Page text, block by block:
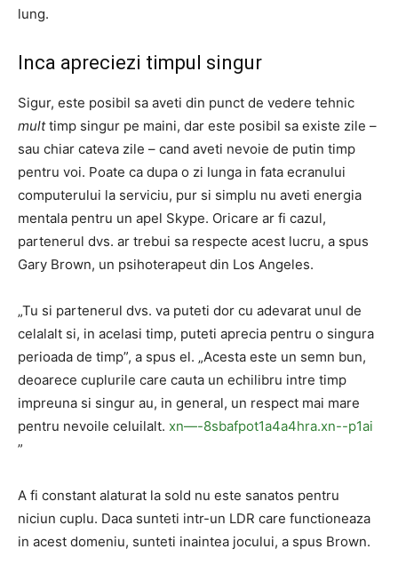
lung.
Inca apreciezi timpul singur
Sigur, este posibil sa aveti din punct de vedere tehnic
multtimp singur pe maini, dar este posibil sa existe zile –
sau chiar cateva zile – cand aveti nevoie de putin timp
pentru voi. Poate ca dupa o zi lunga in fata ecranului
computerului la serviciu, pur si simplu nu aveti energia
mentala pentru un apel Skype. Oricare ar fi cazul,
partenerul dvs. ar trebui sa respecte acest lucru, a spus
Gary Brown, un psihoterapeut din Los Angeles.
„Tu si partenerul dvs. va puteti dor cu adevarat unul de
celalalt si, in acelasi timp, puteti aprecia pentru o singura
perioada de timp”, a spus el. „Acesta este un semn bun,
deoarece cuplurile care cauta un echilibru intre timp
impreuna si singur au, in general, un respect mai mare
pentru nevoile celuilalt. xn—-8sbafpot1a4a4hra.xn--p1ai
”
A fi constant alaturat la sold nu este sanatos pentru
niciun cuplu. Daca sunteti intr-un LDR care functioneaza
in acest domeniu, sunteti inaintea jocului, a spus Brown.